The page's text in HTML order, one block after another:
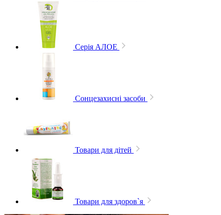
Серія АЛОЕ
Сонцезахисні засоби
Товари для дітей
Товари для здоров`я